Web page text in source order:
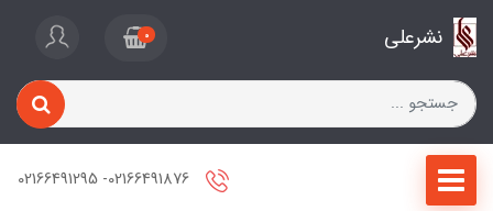
نشرعلی 0